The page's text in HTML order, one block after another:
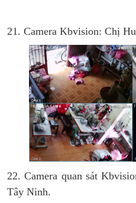
21. Camera Kbvision: Chị
22. Camera quan sát
Tây Ninh.